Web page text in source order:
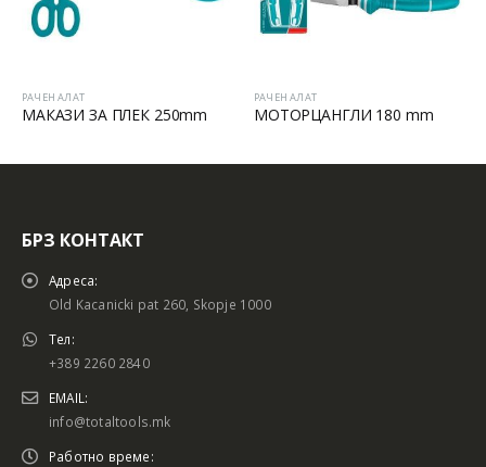
РАЧЕН АЛАТ
МАКАЗИ ЗА ПЛЕК 250mm
РАЧЕН АЛАТ
МОТОРЦАНГЛИ 180 mm
БРЗ КОНТАКТ
Адреса:
Old Kacanicki pat 260, Skopje 1000
Тел:
+389 2260 2840
EMAIL:
info@totaltools.mk
Работно време: